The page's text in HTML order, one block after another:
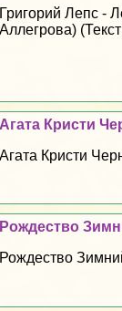
Григорий Лепс -
Аллегрова)
Агата Кристи
Агата Кристи
Рождество
Рождество